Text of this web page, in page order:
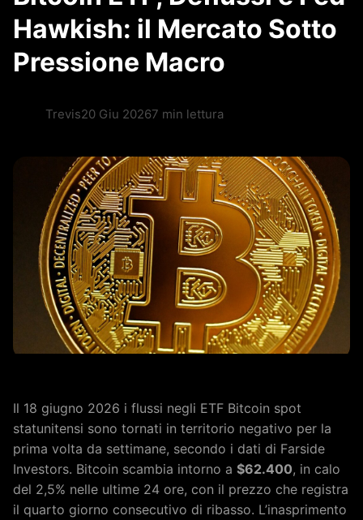
Hawkish: il Mercato Sotto
Pressione Macro
Trevis20 Giu 20267 min lettura
Il 18 giugno 2026 i flussi negli ETF Bitcoin spot
statunitensi sono tornati in territorio negativo per la
prima volta da settimane, secondo i dati di Farside
Investors. Bitcoin scambia intorno a $62.400, in calo
del 2,5% nelle ultime 24 ore, con il prezzo che registra
il quarto giorno consecutivo di ribasso. L’inasprimento